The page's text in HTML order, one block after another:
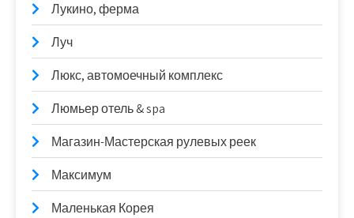
Лукино, ферма
Луч
Люкс, автомоечный комплекс
Люмьер отель & spa
Магазин-Мастерская рулевых реек
Максимум
Маленькая Корея